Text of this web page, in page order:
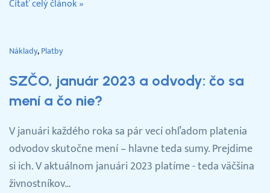
Čítať celý článok »
Náklady Platby
SZČO, január 2023 a odvody: čo sa
mení a čo nie?
V januári každého roka sa pár vecí ohľadom platenia
odvodov skutočne mení – hlavne teda sumy. Prejdime
si ich. V aktuálnom januári 2023 platíme - teda väčšina
živnostníkov…